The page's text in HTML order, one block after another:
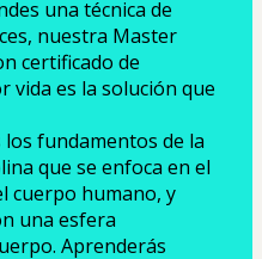
una técnica de
nuestra Master
certificado de
vida es la solución que
los fundamentos de la
que se enfoca en el
cuerpo humano, y
una esfera
Aprenderás